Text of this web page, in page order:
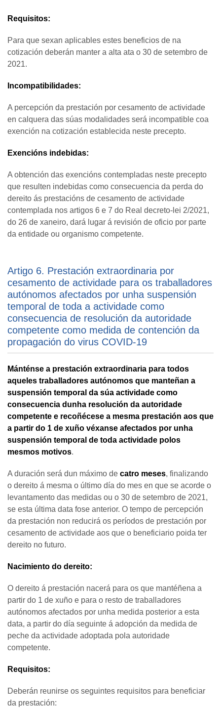
Requisitos:
Para que sexan aplicables estes beneficios de na
cotización deberán manter a alta ata o 30 de setembro de
2021.
Incompatibilidades:
A percepción da prestación por cesamento de actividade
en calquera das súas modalidades será incompatible coa
exención na cotización establecida neste precepto.
Exencións indebidas:
A obtención das exencións contempladas neste precepto
que resulten indebidas como consecuencia da perda do
dereito ás prestacións de cesamento de actividade
contemplada nos artigos 6 e 7 do Real decreto-lei 2/2021,
do 26 de xaneiro, dará lugar á revisión de oficio por parte
da entidade ou organismo competente.
Artigo 6. Prestación extraordinaria por
cesamento de actividade para os traballadores
autónomos afectados por unha suspensión
temporal de toda a actividade como
consecuencia de resolución da autoridade
competente como medida de contención da
propagación do virus COVID-19
Mánténse a prestación extraordinaria para todos
aqueles traballadores autónomos que manteñan a
suspensión temporal da súa actividade como
consecuencia dunha resolución da autoridade
competente e recoñécese a mesma prestación aos que
a partir do 1 de xuño véxanse afectados por unha
suspensión temporal de toda actividade polos
mesmos motivos.
A duración será dun máximo de catro meses, finalizando
o dereito á mesma o último día do mes en que se acorde o
levantamento das medidas ou o 30 de setembro de 2021,
se esta última data fose anterior. O tempo de percepción
da prestación non reducirá os períodos de prestación por
cesamento de actividade aos que o beneficiario poida ter
dereito no futuro.
Nacimiento do dereito:
O dereito á prestación nacerá para os que mantéñena a
partir do 1 de xuño e para o resto de traballadores
autónomos afectados por unha medida posterior a esta
data, a partir do día seguinte á adopción da medida de
peche da actividade adoptada pola autoridade
competente.
Requisitos:
Deberán reunirse os seguintes requisitos para beneficiar
da prestación: